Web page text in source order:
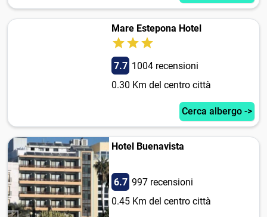
Mare Estepona Hotel
7.7 1004 recensioni
0.30 Km del centro città
Cerca albergo ->
Hotel Buenavista
6.7 997 recensioni
0.45 Km del centro città